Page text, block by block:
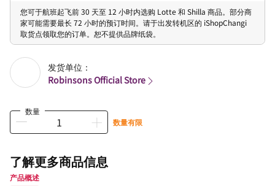
您可于航班起飞前 30 天至 12 小时内选购 Lotte 和 Shilla 商品。部分商
家可能需要最长 72 小时的预订时间。请于出发转机区的 iShopChangi
取货点领取您的订单。恕不提供品牌纸袋。
发货单位：
Robinsons Official Store
数量
数量有限
了解更多商品信息
产品概述